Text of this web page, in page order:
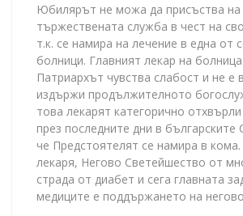
Юбилярът не можа да присъства на
тържествената служба в чест на
т.к. се намира на лечение в една от
болници. Главният лекар на
Патриархът чувства слабост и не е
издържи продължителното
това лекарят категорично
през последните дни в
че Предстоятелят се намира в
лекаря, Негово Светейшество от
страда от диабет и сега главната
медиците е поддържането на